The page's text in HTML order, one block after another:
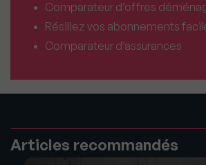
Comparateur d’offres
Résiliez vos abonnements
Comparateur d’assurances
Articles recommandés